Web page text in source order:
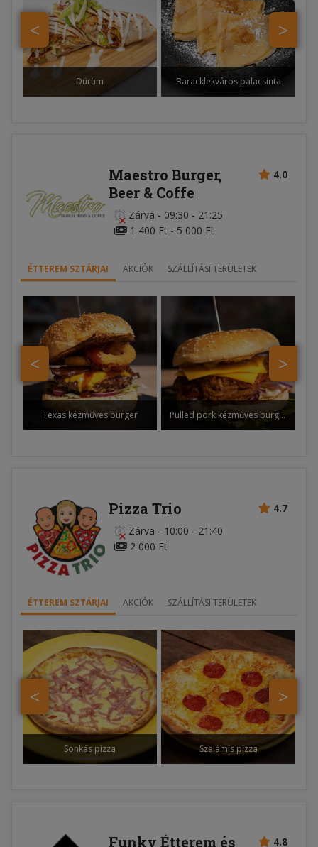
>
<
Dürüm Baracklekváros palacsinta
4.0
Maestro Burger,
Beer & Coffe
Zárva - 09:30 - 21:25
1 400 Ft - 5 000 Ft
ÉTTEREM SZTÁRJAI AKCIÓK SZÁLLÍTÁSI TERÜLETEK
>
<
Texas kézműves burger Pulled pork kézműves burger
4.7
Pizza Trio
Zárva - 10:00 - 21:40
2 000 Ft
ÉTTEREM SZTÁRJAI AKCIÓK SZÁLLÍTÁSI TERÜLETEK
>
<
Sonkás pizza Szalámis pizza
4.8
Funky Étterem és